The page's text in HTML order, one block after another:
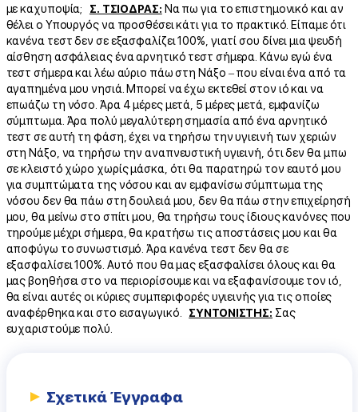
με καχυποψία; Σ. ΤΣΙΟΔΡΑΣ: Να πω για το επιστημονικό και αν
θέλει ο Υπουργός να προσθέσει κάτι για το πρακτικό. Είπαμε ότι
κανένα τεστ δεν σε εξασφαλίζει 100%, γιατί σου δίνει μια ψευδή
αίσθηση ασφάλειας ένα αρνητικό τεστ σήμερα. Κάνω εγώ ένα
τεστ σήμερα και λέω αύριο πάω στη Νάξο – που είναι ένα από τα
αγαπημένα μου νησιά. Μπορεί να έχω εκτεθεί στον ιό και να
επωάζω τη νόσο. Άρα 4 μέρες μετά, 5 μέρες μετά, εμφανίζω
σύμπτωμα. Άρα πολύ μεγαλύτερη σημασία από ένα αρνητικό
τεστ σε αυτή τη φάση, έχει να τηρήσω την υγιεινή των χεριών
στη Νάξο, να τηρήσω την αναπνευστική υγιεινή, ότι δεν θα μπω
σε κλειστό χώρο χωρίς μάσκα, ότι θα παρατηρώ τον εαυτό μου
για συμπτώματα της νόσου και αν εμφανίσω σύμπτωμα της
νόσου δεν θα πάω στη δουλειά μου, δεν θα πάω στην επιχείρησή
μου, θα μείνω στο σπίτι μου, θα τηρήσω τους ίδιους κανόνες που
τηρούμε μέχρι σήμερα, θα κρατήσω τις αποστάσεις μου και θα
αποφύγω το συνωστισμό. Άρα κανένα τεστ δεν θα σε
εξασφαλίσει 100%. Αυτό που θα μας εξασφαλίσει όλους και θα
μας βοηθήσει στο να περιορίσουμε και να εξαφανίσουμε τον ιό,
θα είναι αυτές οι κύριες συμπεριφορές υγιεινής για τις οποίες
αναφέρθηκα και στο εισαγωγικό. ΣΥΝΤΟΝΙΣΤΗΣ: Σας
ευχαριστούμε πολύ.
Σχετικά Έγγραφα